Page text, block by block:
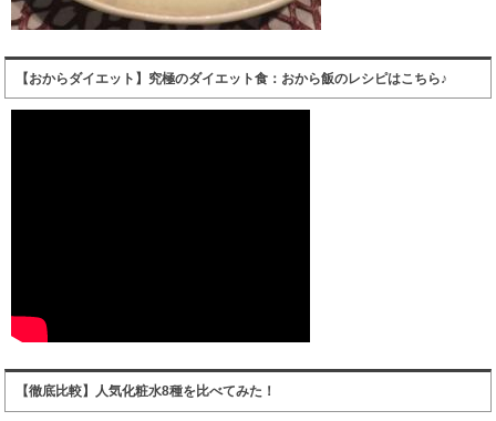
【おからダイエット】究極のダイエット食：おから飯のレシピはこちら♪
【徹底比較】人気化粧水8種を比べてみた！